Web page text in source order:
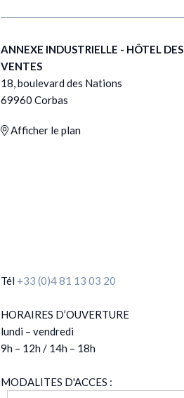
ANNEXE INDUSTRIELLE - HÔTEL DES
VENTES
18, boulevard des Nations
69960 Corbas
Afficher le plan
Tél +33 (0)4 81 13 03 20
HORAIRES D’OUVERTURE
lundi – vendredi
9h – 12h / 14h – 18h
MODALITES D'ACCES :